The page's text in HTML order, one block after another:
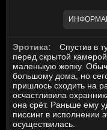
Эротика:
Спустив в
перед скрытой
маленькую жопку.
большому дома, но
пришлось сходить на
осчастливила
она срёт. Раньше ему
писсинг в исполнении
осуществилась.